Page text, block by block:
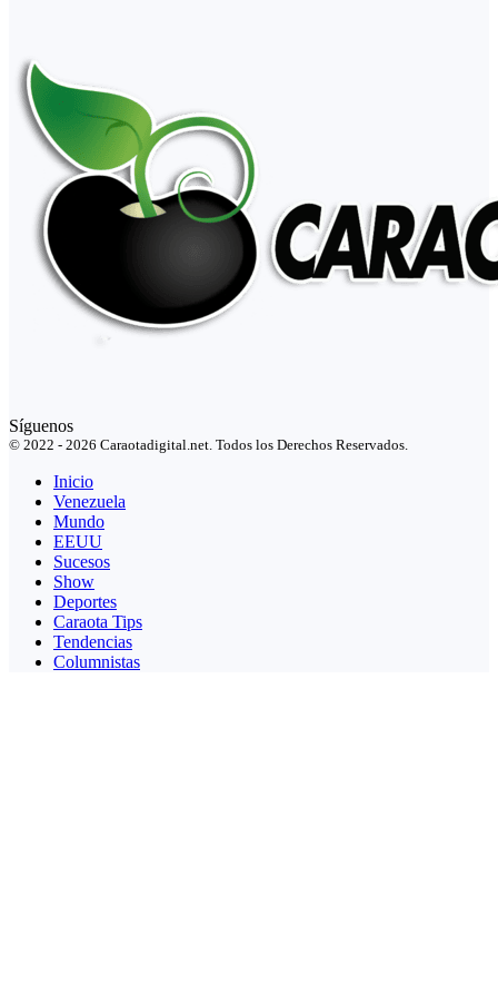
Síguenos
© 2022 - 2026 Caraotadigital.net. Todos los Derechos Reservados.
Inicio
Venezuela
Mundo
EEUU
Sucesos
Show
Deportes
Caraota Tips
Tendencias
Columnistas